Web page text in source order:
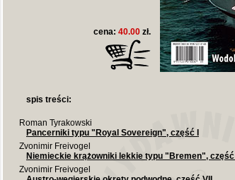
cena: 40.00 zł.
spis treści:
Roman Tyrakowski
Pancerniki typu "Royal Sovereign", część I
Zvonimir Freivogel
Niemieckie krążowniki lekkie typu "Bremen", część I
Zvonimir Freivogel